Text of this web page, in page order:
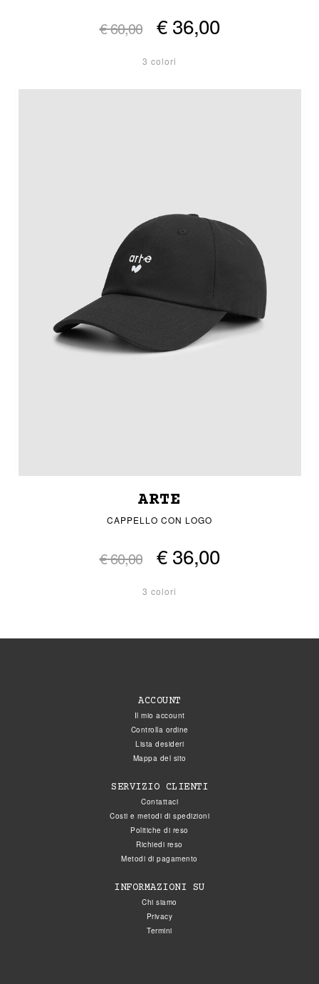
€ 60,00 € 36,00
3 colori
ARTE
CAPPELLO CON LOGO
€ 60,00 € 36,00
3 colori
ACCOUNT
Il mio account
Controlla ordine
Lista desideri
Mappa del sito
SERVIZIO CLIENTI
Contattaci
Costi e metodi di spedizioni
Politiche di reso
Richiedi reso
Metodi di pagamento
INFORMAZIONI SU
Chi siamo
Privacy
Termini